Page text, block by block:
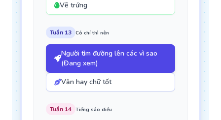
Vẽ trứng
Tuần 13 Có chí thì nên
Người tìm đường lên các vì sao
(Đang xem)
Văn hay chữ tốt
Tuần 14 Tiếng sáo diều